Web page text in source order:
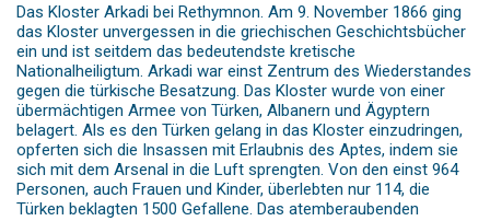
Das Kloster Arkadi bei Rethymnon. Am 9. November 1866 ging
das Kloster unvergessen in die griechischen Geschichtsbücher
ein und ist seitdem das bedeutendste kretische
Nationalheiligtum. Arkadi war einst Zentrum des Wiederstandes
gegen die türkische Besatzung. Das Kloster wurde von einer
übermächtigen Armee von Türken, Albanern und Ägyptern
belagert. Als es den Türken gelang in das Kloster einzudringen,
opferten sich die Insassen mit Erlaubnis des Aptes, indem sie
sich mit dem Arsenal in die Luft sprengten. Von den einst 964
Personen, auch Frauen und Kinder, überlebten nur 114, die
Türken beklagten 1500 Gefallene. Das atemberaubenden